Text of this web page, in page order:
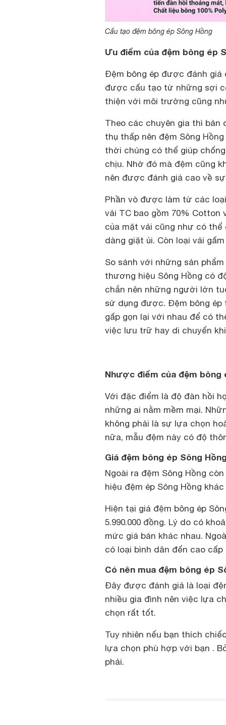
Cấu tạo đệm bông ép Sông Hồng
Ưu điểm của đệm bông ép
Đệm bông ép được đánh giá
được cấu tạo từ những sợi
thiện với môi trường cũng
Theo các chuyên gia thì bản
thụ thấp nên đệm Sông
thời chúng có thể giúp
chịu. Nhờ đó mà đệm cũng
nên được đánh giá cao về
Phần vò được làm từ các
vải TC bao gồm 70% Cotton
của mặt vải cũng như có
dàng giặt ủi. Còn loại vải
So sánh với những sản
thương hiệu Sông Hồng có
chắn nên những người lớn
sử dụng được. Đệm bông
gấp gọn lại với nhau để có
việc lưu trữ hay di chuyển
Nhược điểm của đệm bông
Với đặc điểm là độ đàn hồi
những ai nằm mềm mại.
không phải là sự lựa chọn
nữa, mẫu đệm này có độ
Giá đệm bông ép Sông
Ngoài ra đệm Sông Hồng
hiệu đệm ép Sông Hồng
Hiện tại giá đệm bông ép
5.990.000 đồng. Lý do có
mức giá bán khác nhau.
có loại bình dân đến cao
Có nên mua đệm bông ép
Đây được đánh giá là loại
nhiều gia đình nên việc lựa
chọn rất tốt.
Tuy nhiên nếu bạn thích
lựa chọn phù hợp với bạn .
phải.